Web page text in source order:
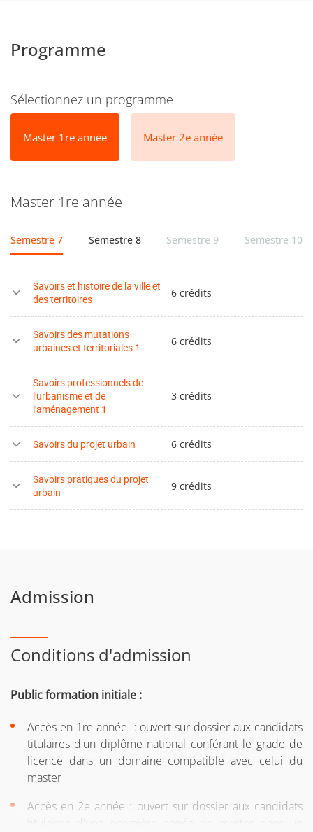
Programme
Sélectionnez un programme
Master 1re année Master 2e année
Master 1re année
Semestre 7 Semestre 8 Semestre 9 Semestre 10
Savoirs et histoire de la ville et
des territoires
6 crédits
Savoirs des mutations
urbaines et territoriales 1
6 crédits
Savoirs professionnels de
l'urbanisme et de
l'aménagement 1
3 crédits
Savoirs du projet urbain 6 crédits
Savoirs pratiques du projet
urbain
9 crédits
Admission
Conditions d'admission
Public formation initiale :
Accès en 1re année : ouvert sur dossier aux candidats
titulaires d'un diplôme national conférant le grade de
licence dans un domaine compatible avec celui du
master
Accès en 2e année : ouvert sur dossier aux candidats